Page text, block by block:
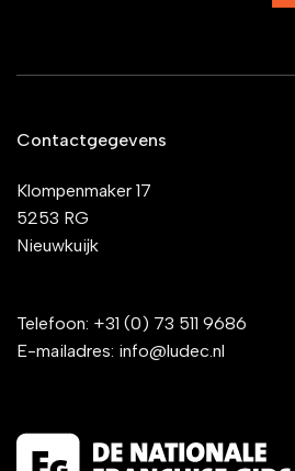
Contactgegevens
Klompenmaker 17
5253 RG
Nieuwkuijk
Telefoon: +31 (0) 73 511 9686
E-mailadres: info@ludec.nl